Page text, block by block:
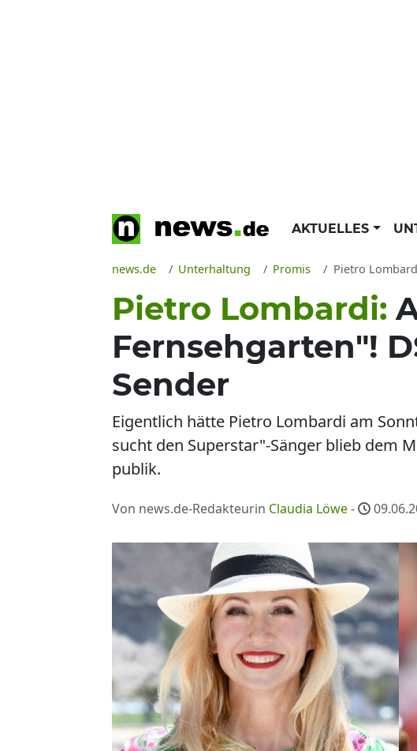
AKTUELLES
news.de Unterhaltung Promis Pietro Lombardi
Pietro Lombardi:
Fernsehgarten"!
Sender
Eigentlich hätte Pietro Lombardi am
sucht den Superstar"-Sänger blieb dem
publik.
Von news.de-Redakteurin Claudia Löwe-